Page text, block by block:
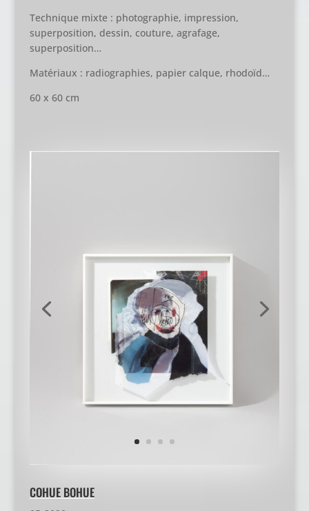
Technique mixte : photographie, impression,
superposition, dessin, couture, agrafage,
superposition…
Matériaux : radiographies, papier calque, rhodoïd…
60 x 60 cm
COHUE BOHUE